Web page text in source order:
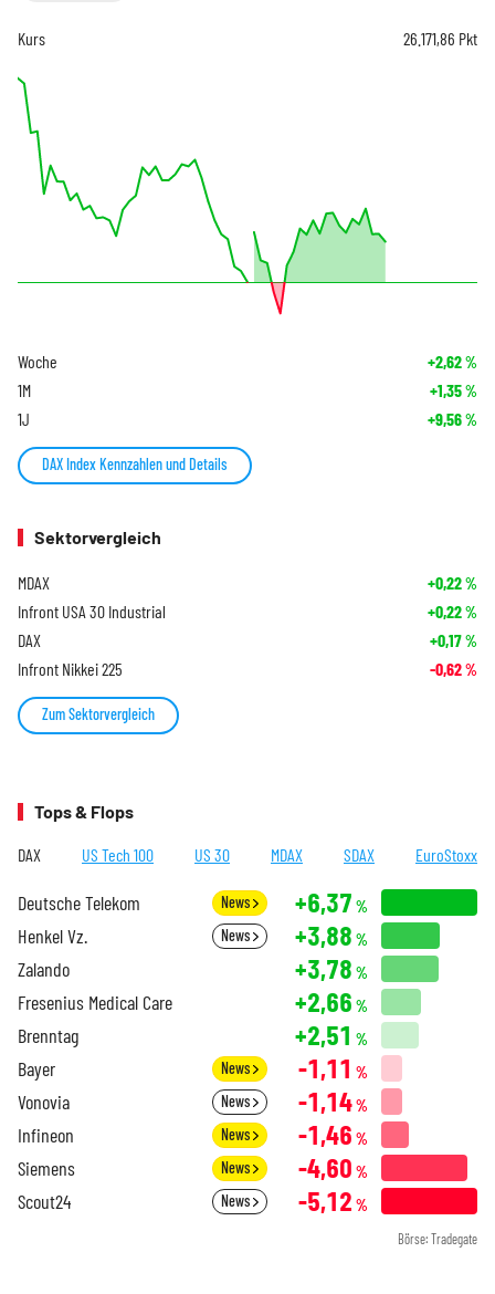
Kurs 26.171,86 Pkt
Woche +2,62%
1M +1,35%
1J +9,56%
DAX Index Kennzahlen und Details
Sektorvergleich
MDAX +0,22%
Infront USA 30 Industrial +0,22%
DAX +0,17%
Infront Nikkei 225 -0,62%
Zum Sektorvergleich
Tops & Flops
DAX US Tech 100 US 30 MDAX SDAX EuroStoxx
Deutsche Telekom News +6,37 %
Henkel Vz. News +3,88 %
Zalando +3,78 %
Fresenius Medical Care +2,66 %
Brenntag +2,51 %
Bayer News -1,11 %
Vonovia News -1,14%
Infineon News -1,46 %
Siemens News -4,60 %
Scout24 News -5,12 %
Börse: Tradegate